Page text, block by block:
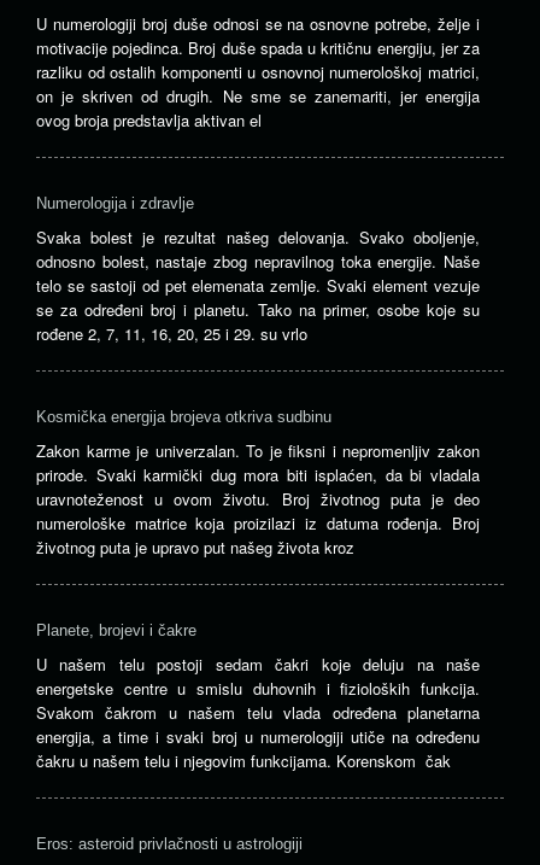
U numerologiji broj duše odnosi se na osnovne potrebe, želje i
motivacije pojedinca. Broj duše spada u kritičnu energiju, jer za
razliku od ostalih komponenti u osnovnoj numerološkoj matrici,
on je skriven od drugih. Ne sme se zanemariti, jer energija
ovog broja predstavlja aktivan el
Numerologija i zdravlje
Svaka bolest je rezultat našeg delovanja. Svako oboljenje,
odnosno bolest, nastaje zbog nepravilnog toka energije. Naše
telo se sastoji od pet elemenata zemlje. Svaki element vezuje
se za određeni broj i planetu. Tako na primer, osobe koje su
rođene 2, 7, 11, 16, 20, 25 i 29. su vrlo
Kosmička energija brojeva otkriva sudbinu
Zakon karme je univerzalan. To je fiksni i nepromenljiv zakon
prirode. Svaki karmički dug mora biti isplaćen, da bi vladala
uravnoteženost u ovom životu. Broj životnog puta je deo
numerološke matrice koja proizilazi iz datuma rođenja. Broj
životnog puta je upravo put našeg života kroz
Planete, brojevi i čakre
U našem telu postoji sedam čakri koje deluju na naše
energetske centre u smislu duhovnih i fizioloških funkcija.
Svakom čakrom u našem telu vlada određena planetarna
energija, a time i svaki broj u numerologiji utiče na određenu
čakru u našem telu i njegovim funkcijama. Korenskom čak
Eros: asteroid privlačnosti u astrologiji